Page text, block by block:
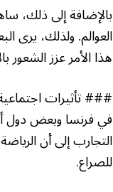
بالإضافة إلى ذلك،
العوالم. ولذلك، يرى
هذا الأمر عزز الشعور
### تأثيرات
في فرنسا وبعض دول
التجارب إلى أن
للصراع.